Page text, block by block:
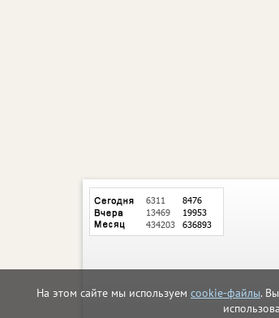
На этом сайте мы используем cookie-файлы.